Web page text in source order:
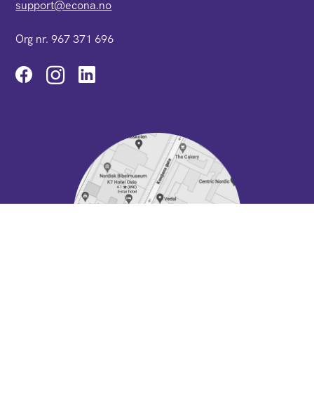
support@econa.no
Org nr. 967 371 696
Instagram